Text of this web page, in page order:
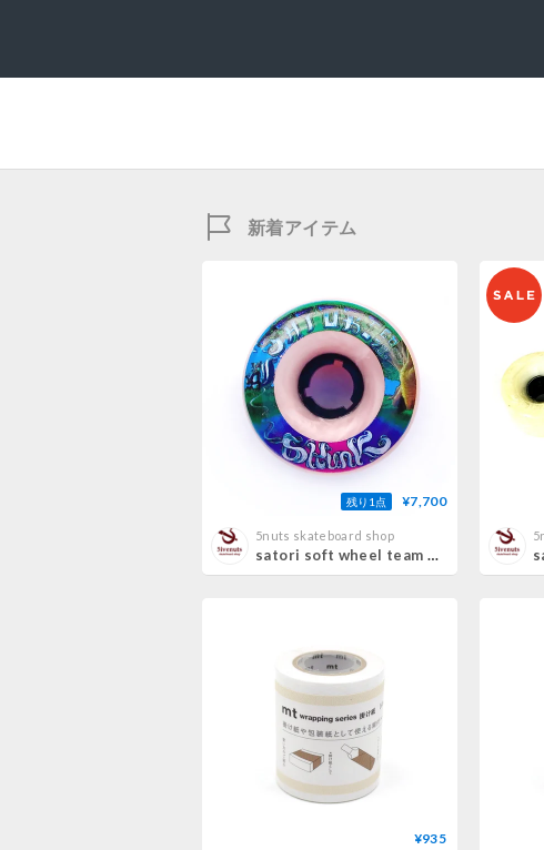
新着アイテム
残り1点 ¥7,700
5nuts skateboard shop
satori soft wheel team goo ball skunk PURPLE.WHITE 60mm 78A サトリ スケートボード ソフト ウィール
¥935